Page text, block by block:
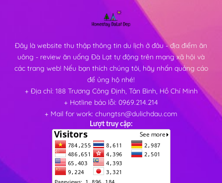
Đây là website thu thập thông tin du lịch ở đâu - địa điểm ăn
uông - review ăn uống Đà Lạt tự động trên mạng xã hội và
các trang web! Nếu bạn thích chúng tôi, hãy nhấn quảng cáo
để ủng hộ nhé!
+ Địa chỉ: 188 Trương Công Định, Tân Bình, Hồ Chí Minh
+ Hotline báo lỗi: 0969.214.214
+ Mail for work: chungtsn@dulichdau.com
Lượt truy cập: